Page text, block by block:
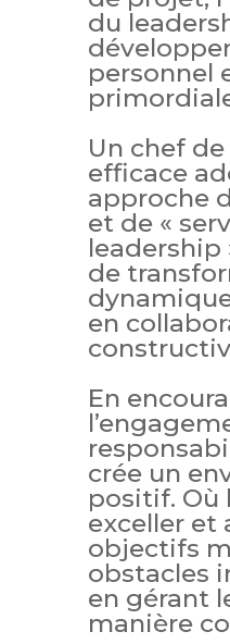
du
personnel
Un chef
efficace
approche
et de «
leadership
de
en
En
crée un
positif. Où
exceller et
objectifs
obstacles
en gérant
manière